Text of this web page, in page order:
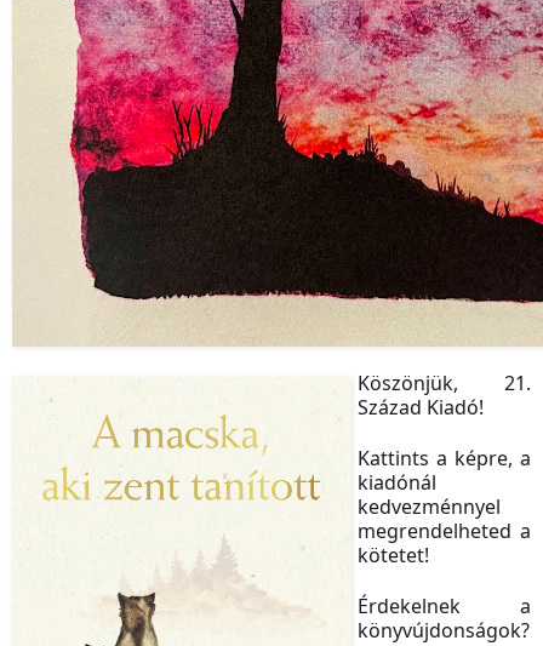
Köszönjük, 21.
Század Kiadó!
Kattints a képre, a
kiadónál
kedvezménnyel
megrendelheted a
kötetet!
Érdekelnek a
könyvújdonságok?